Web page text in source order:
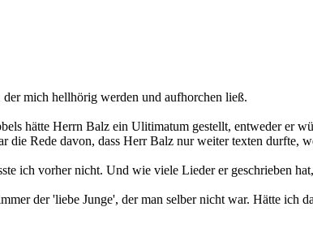
mich hellhörig werden und aufhorchen ließ.
hätte Herrn Balz ein Ulitimatum gestellt, entweder er
Rede davon, dass Herr Balz nur weiter texten durfte,
ich vorher nicht. Und wie viele Lieder er geschrieben
der 'liebe Junge', der man selber nicht war. Hätte ich